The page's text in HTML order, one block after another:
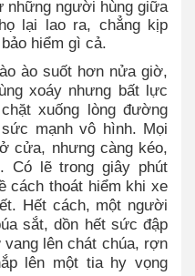
những người hùng giữa
lại lao ra, chẳng kịp
hiểm gì cả.
ào suốt hơn nửa giờ,
xoáy nhưng bất lực
xuống lòng đường
mạnh vô hình. Mọi
cửa, nhưng càng kéo,
Có lẽ trong giây phút
cách thoát hiểm khi xe
Hết cách, một người
sắt, dồn hết sức đập
lên chát chúa, rợn
lên một tia hy vọng